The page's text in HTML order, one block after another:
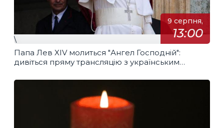
9 серпня,
13:00
\
Папа Лев XIV молиться "Ангел Господній":
дивіться пряму трансляцію з українським